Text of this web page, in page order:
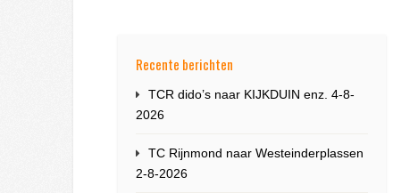
Recente berichten
TCR dido’s naar KIJKDUIN enz. 4-8-
2026
TC Rijnmond naar Westeinderplassen
2-8-2026